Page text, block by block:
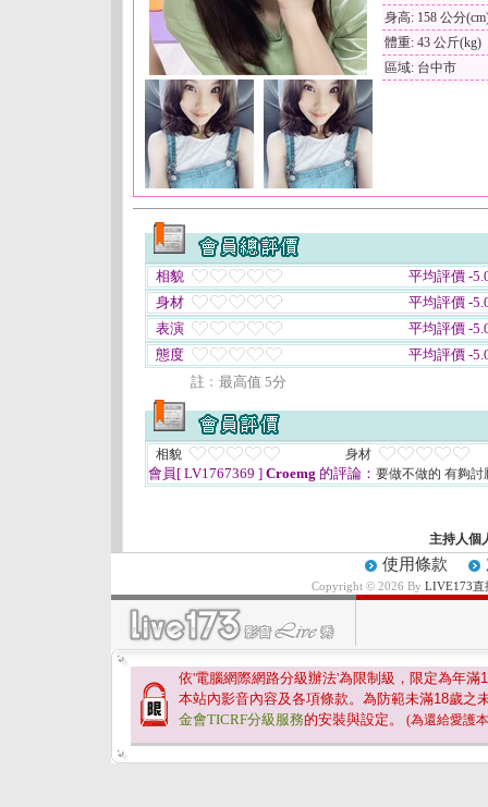
身高: 158 公分
體重: 43 公斤(kg)
區域: 台中市
相貌
平均評價 -
身材
平均評價 -
表演
平均評價 -
態度
平均評價 -
註﹕最高值 5分
相貌 身材
會員[ LV1767369 ] Croemg 的評論： 要做不做的 有夠
主持人個
使用條款
Copyright © 2026 By LIVE173直
依'電腦網際網路分級辦法'為限制級，限定為年滿
本站內影音內容及各項條款。為防範未滿18歲之
金會TICRF分級服務的安裝與設定。 (為還給愛護